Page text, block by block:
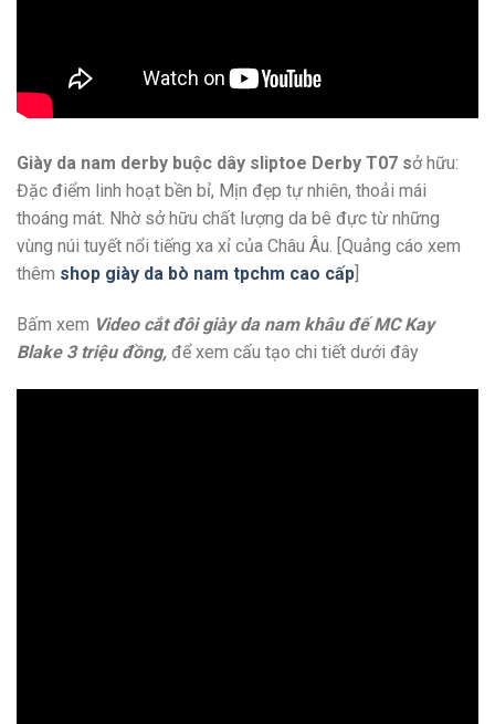
Giày da nam derby buộc dây sliptoe Derby T07 sở hữu:
Đặc điểm linh hoạt bền bỉ, Mịn đẹp tự nhiên, thoải mái
thoáng mát. Nhờ sở hữu chất lượng da bê đực từ những
vùng núi tuyết nổi tiếng xa xỉ của Châu Âu. [Quảng cáo xem
thêm shop giày da bò nam tpchm cao cấp
Bấm xem Video cắt đôi giày da nam khâu đế MC Kay
Blake 3 triệu đồng, để xem cấu tạo chi tiết dưới đây